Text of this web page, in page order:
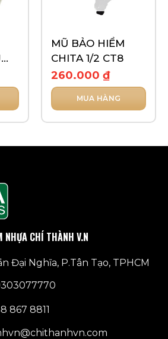
MŨ BẢO HIỂM
CHITA 1/2 CT8
260.000 ₫
MUA HÀNG
có
được
trên
phẩm
NHỰA CHÍ THÀNH V.N
Đại Nghĩa, P.Tân Tạo, TPHCM
867 8811